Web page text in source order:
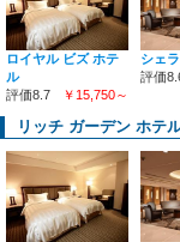
ロイヤル ビズ ホテ
ル
評価8.7
￥15,750～
シェ
評価
リッチ ガーデン ホテ